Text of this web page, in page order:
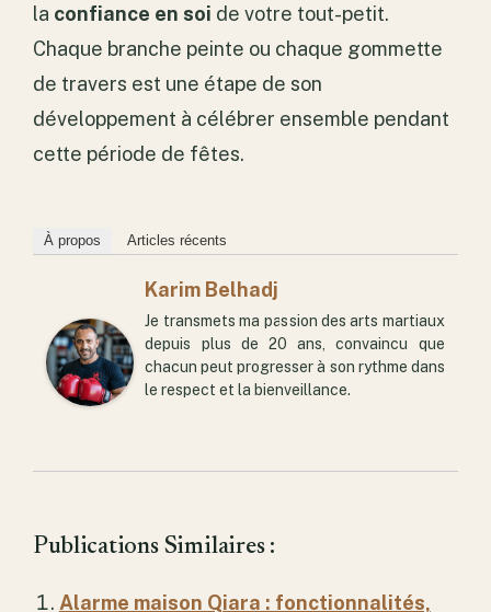
la confiance en soi de votre tout-petit.
Chaque branche peinte ou chaque gommette
de travers est une étape de son
développement à célébrer ensemble pendant
cette période de fêtes.
À propos Articles récents
Karim Belhadj
Je transmets ma passion des arts martiaux
depuis plus de 20 ans, convaincu que
chacun peut progresser à son rythme dans
le respect et la bienveillance.
Publications Similaires :
Alarme maison Qiara : fonctionnalités,